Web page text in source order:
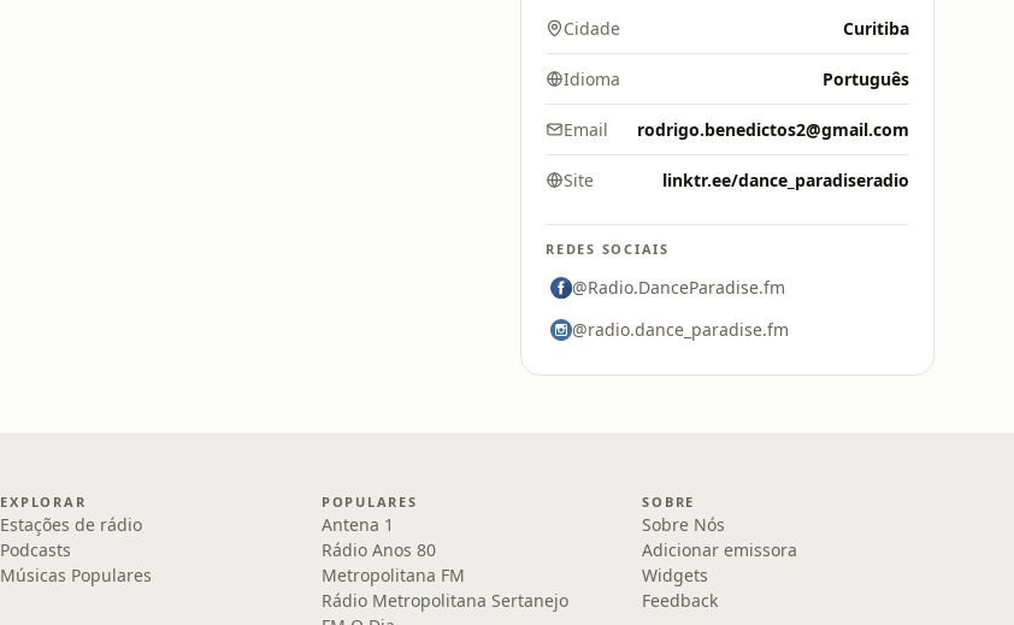
Cidade Curitiba
Idioma Português
Email rodrigo.benedictos2@gmail.com
Site linktr.ee/dance_paradiseradio
REDES SOCIAIS
@Radio.DanceParadise.fm
@radio.dance_paradise.fm
EXPLORAR
Estações de rádio
Podcasts
Músicas Populares
POPULARES
Antena 1
Rádio Anos 80
Metropolitana FM
Rádio Metropolitana Sertanejo
SOBRE
Sobre Nós
Adicionar emissora
Widgets
Feedback